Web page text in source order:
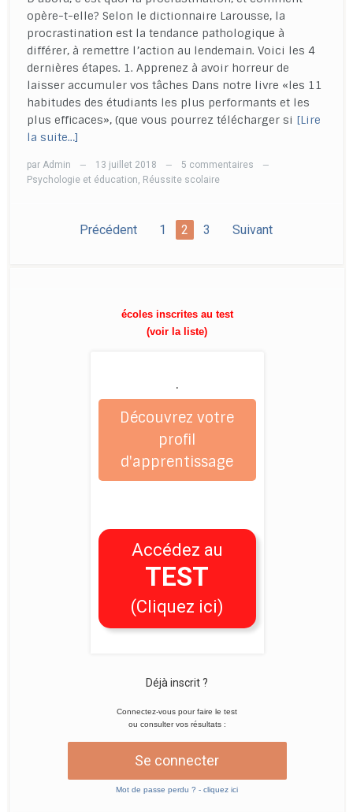
opère-t-elle? Selon le dictionnaire Larousse, la
procrastination est la tendance pathologique à
différer, à remettre l’action au lendemain. Voici les 4
dernières étapes. 1. Apprenez à avoir horreur de
laisser accumuler vos tâches Dans notre livre «les 11
habitudes des étudiants les plus performants et les
plus efficaces», (que vous pourrez télécharger si [Lire
la suite…]
par Admin — 13 juillet 2018 — 5 commentaires —
Psychologie et éducation, Réussite scolaire
Précédent 1 2 3 Suivant
écoles inscrites au test
(voir la liste)
.
Découvrez votre
profil
d'apprentissage
Accédez au
TEST
(Cliquez ici)
Déjà inscrit ?
Connectez-vous pour faire le test
ou consulter vos résultats :
Se connecter
Mot de passe perdu ? - cliquez ici